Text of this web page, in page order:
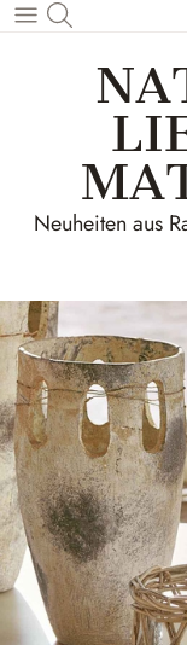
Zum Hauptinhalt
Neuheiten aus